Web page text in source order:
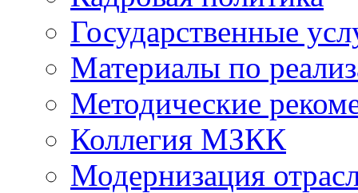
Государственные
Материалы по
Методические
Коллегия МЗКК
Модернизация